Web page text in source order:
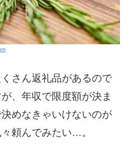
さん返礼品があるので
、年収で限度額が決ま
めなきゃいけないのが
頼んでみたい…。